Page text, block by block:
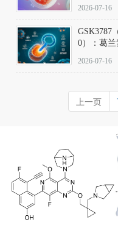
2026-07-16
GSK3787
0）：葛
抗剂，被
靶点药理
针。
2026-07-16
上一页